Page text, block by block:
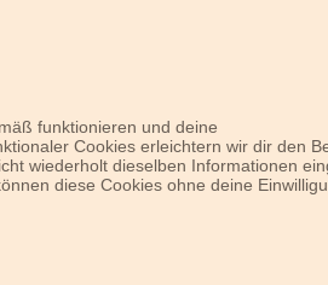
funktionieren und deine
Cookies erleichtern wir dir den
wiederholt dieselben Informationen
diese Cookies ohne deine